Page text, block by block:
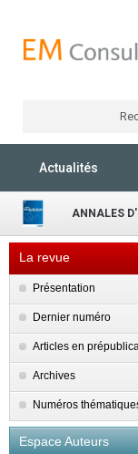
Actualités
ANNALES
La revue
Présentation
Dernier numéro
Articles en
Archives
Numéros
Espace Auteurs